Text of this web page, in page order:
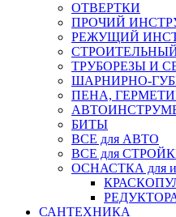
ОТВЕРТКИ
ПРОЧИЙ
РЕЖУЩИЙ
ТРУБОРЕЗЫ И
ШАРНИРНО-
ПЕНА,
БИТЫ
ВСЕ для АВТО
ВСЕ для
ОСНАСТКА для
САНТЕХНИКА